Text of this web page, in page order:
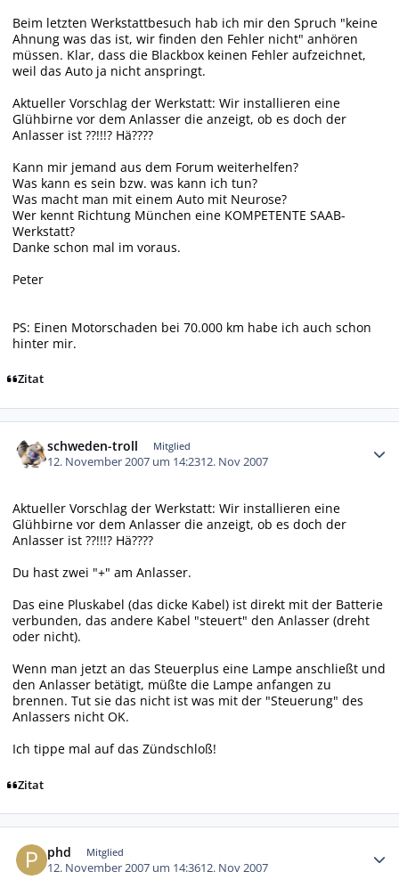
Beim letzten Werkstattbesuch hab ich mir den Spruch "keine
Ahnung was das ist, wir finden den Fehler nicht" anhören
müssen. Klar, dass die Blackbox keinen Fehler aufzeichnet,
weil das Auto ja nicht anspringt.
Aktueller Vorschlag der Werkstatt: Wir installieren eine
Glühbirne vor dem Anlasser die anzeigt, ob es doch der
Anlasser ist ??!!!? Hä????
Kann mir jemand aus dem Forum weiterhelfen?
Was kann es sein bzw. was kann ich tun?
Was macht man mit einem Auto mit Neurose?
Wer kennt Richtung München eine KOMPETENTE SAAB-
Werkstatt?
Danke schon mal im voraus.
Peter
PS: Einen Motorschaden bei 70.000 km habe ich auch schon
hinter mir.
Zitat
schweden-troll Mitglied
12. November 2007 um 14:2312. Nov 2007
Aktueller Vorschlag der Werkstatt: Wir installieren eine
Glühbirne vor dem Anlasser die anzeigt, ob es doch der
Anlasser ist ??!!!? Hä????
Du hast zwei "+" am Anlasser.
Das eine Pluskabel (das dicke Kabel) ist direkt mit der Batterie
verbunden, das andere Kabel "steuert" den Anlasser (dreht
oder nicht).
Wenn man jetzt an das Steuerplus eine Lampe anschließt und
den Anlasser betätigt, müßte die Lampe anfangen zu
brennen. Tut sie das nicht ist was mit der "Steuerung" des
Anlassers nicht OK.
Ich tippe mal auf das Zündschloß!
Zitat
phd Mitglied
12. November 2007 um 14:3612. Nov 2007